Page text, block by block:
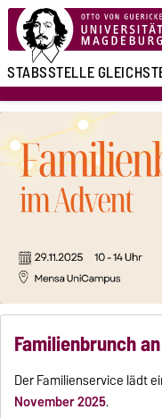
STABSSTELLE
Familienbrunch
Der Familienservice lädt
November 2025.